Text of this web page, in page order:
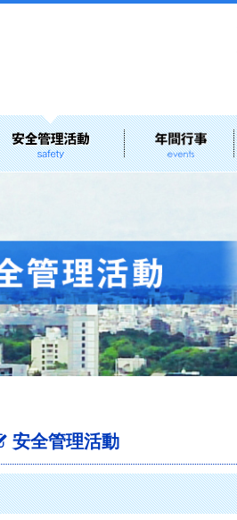
安全管理活動